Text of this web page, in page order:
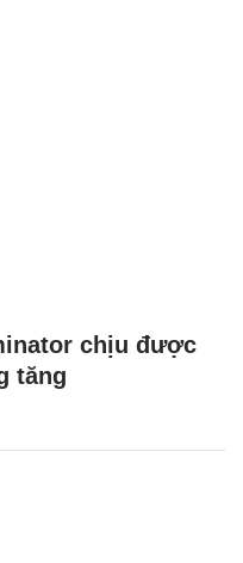
chịu được
tăng